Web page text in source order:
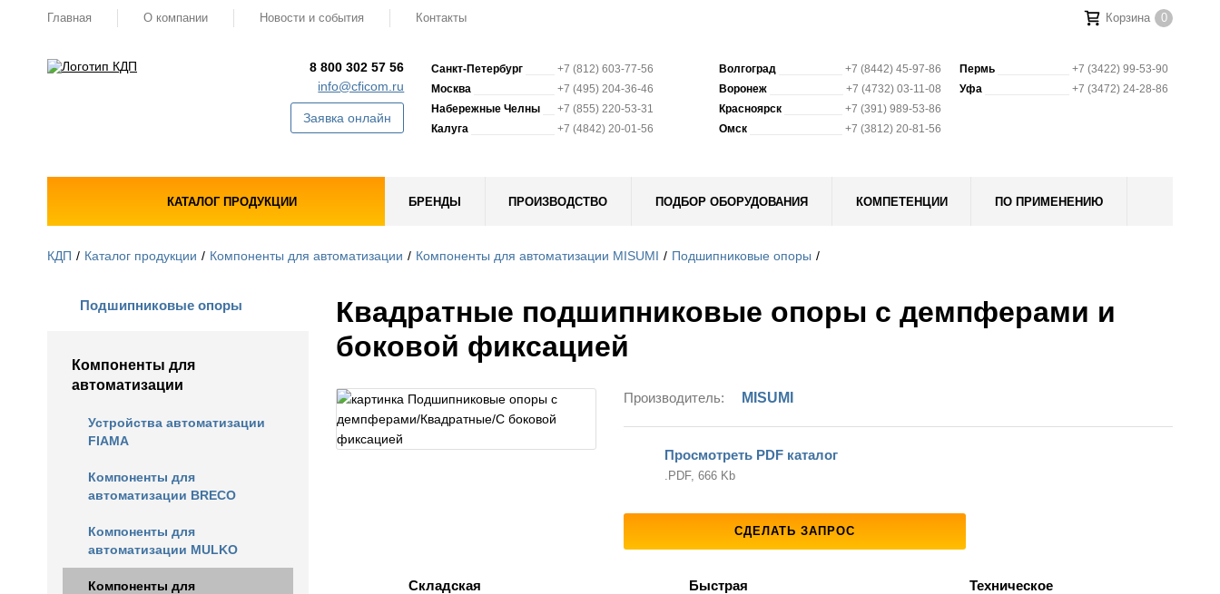
Главная О компании Новости и события Контакты Корзина 0
8 800 302 57 56
info@cficom.ru
Заявка онлайн
Санкт-Петербург
+7 (812) 603-77-56
Москва
+7 (495) 204-36-46
Набережные Челны
+7 (855) 220-53-31
Калуга
+7 (4842) 20-01-56
Волгоград
+7 (8442) 45-97-86
Воронеж
+7 (4732) 03-11-08
Красноярск
+7 (391) 989-53-86
Омск
+7 (3812) 20-81-56
Пермь
+7 (3422) 99-53-90
Уфа
+7 (3472) 24-28-86
КАТАЛОГ ПРОДУКЦИИ БРЕНДЫ ПРОИЗВОДСТВО ПОДБОР ОБОРУДОВАНИЯ КОМПЕТЕНЦИИ ПО ПРИМЕНЕНИЮ
КДП Каталог продукции Компоненты для автоматизации Компоненты для автоматизации MISUMI Подшипниковые опоры
Подшипниковые опоры
Компоненты для
автоматизации
Устройства автоматизации
FIAMA
Компоненты для
автоматизации BRECO
Компоненты для
автоматизации MULKO
Компоненты для
Квадратные подшипниковые опоры с демпферами и
боковой фиксацией
Производитель: MISUMI
Просмотреть PDF каталог
.PDF, 666 Kb
СДЕЛАТЬ ЗАПРОС
Складская
Быстрая
Техническое